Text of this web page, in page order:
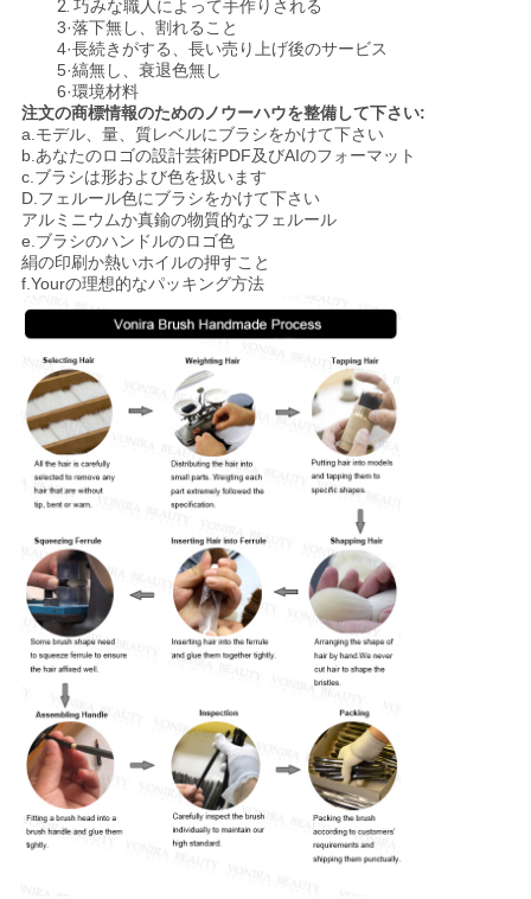
2. 巧みな職人によって手作りされる
3·落下無し、割れること
4·長続きがする、長い売り上げ後のサービス
5·縞無し、衰退色無し
6·環境材料
注文の商標情報のためのノウーハウを整備して下さい:
a.モデル、量、質レベルにブラシをかけて下さい
b.あなたのロゴの設計芸術PDF及びAIのフォーマット
c.ブラシは形および色を扱います
D.フェルール色にブラシをかけて下さい
アルミニウムか真鍮の物質的なフェルール
e.ブラシのハンドルのロゴ色
絹の印刷か熱いホイルの押すこと
f.Yourの理想的なパッキング方法